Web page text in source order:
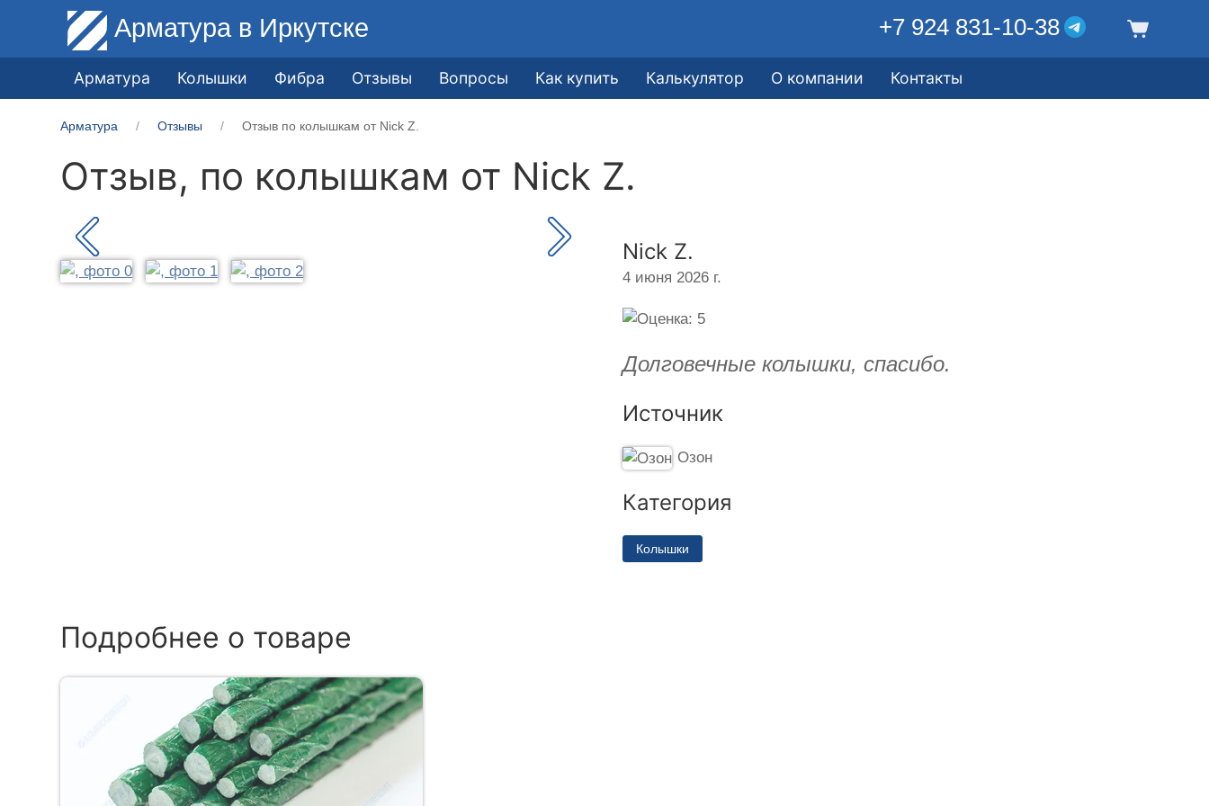
Арматура в Иркутске +7 924 831-10-38
Арматура Колышки Фибра Отзывы Вопросы Как купить Калькулятор О компании Контакты
Арматура Отзывы Отзыв по колышкам от Nick Z.
Отзыв, по колышкам от Nick Z.
Nick Z.
4 июня 2026 г.
Долговечные колышки, спасибо.
Источник
Озон
Категория
Колышки
Подробнее о товаре